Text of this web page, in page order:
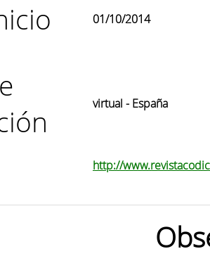
01/10/2014
virtual - España
http://